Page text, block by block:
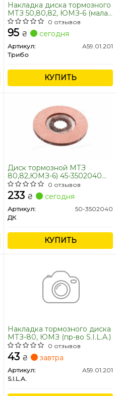
Накладка диска тормозного
МТЗ 50,80,82, ЮМЗ-6 (малая
176 мм) (пр-во Трибо)
0 отзывов
95 ₴ сегодня
Артикул:
А59.01.201
Трибо
КУПИТЬ
Диск тормозной МТЗ
80,82,ЮМЗ-6) 45-3502040
СБ малый (176 мм) <ДК>
0 отзывов
233 ₴ сегодня
Артикул:
50-3502040
ДК
КУПИТЬ
Накладка тормозного диска
МТЗ-80, ЮМЗ (пр-во S.I.L.A.)
0 отзывов
43 ₴ завтра
Артикул:
А59.01.201
S.I.L.A.